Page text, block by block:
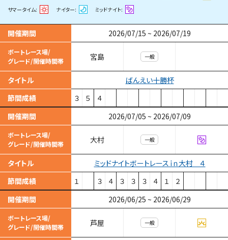
サマータイム:
ナイター: ミッドナイト:
開催期間 2026/07/15 ~ 2026/07/19
ボートレース場/
グレード/開催時間帯
宮島 一般
タイトル
ばんえい十勝杯
節間成績
３ ５ ４
開催期間 2026/07/05 ~ 2026/07/09
ボートレース場/
グレード/開催時間帯
大村 一般
タイトル
ミッドナイトボートレースｉｎ大村 ４
節間成績
１ ３ ４ ３ ３ ３ ４ １ ２
開催期間 2026/06/25 ~ 2026/06/29
ボートレース場/
グレード/開催時間帯
芦屋 一般